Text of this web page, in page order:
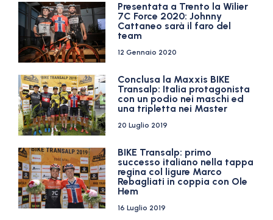
Presentata a Trento la Wilier
7C Force 2020: Johnny
Cattaneo sarà il faro del
team
12 Gennaio 2020
Conclusa la Maxxis BIKE
Transalp: Italia protagonista
con un podio nei maschi ed
una tripletta nei Master
20 Luglio 2019
BIKE Transalp: primo
successo italiano nella tappa
regina col ligure Marco
Rebagliati in coppia con Ole
Hem
16 Luglio 2019